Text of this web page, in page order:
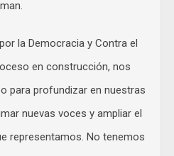
la Democracia y Contra el
en construcción, nos
para profundizar en nuestras
nuevas voces y ampliar el
representamos. No tenemos